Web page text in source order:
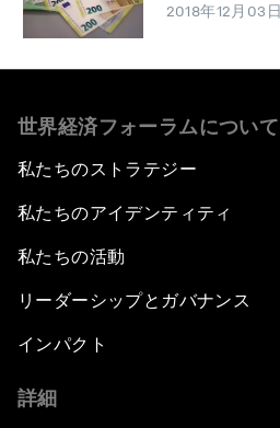
2018年12月03日
世界経済フォーラムについて
私たちのストラテジー
私たちのアイデンティティ
私たちの活動
リーダーシップとガバナンス
インパクト
詳細